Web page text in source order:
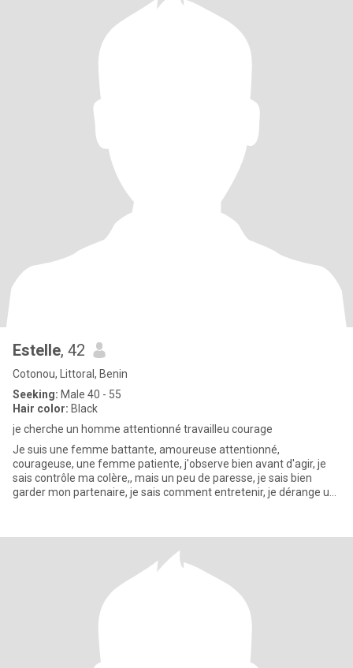
Estelle, 42
Cotonou, Littoral, Benin
Seeking: Male 40 - 55
Hair color: Black
je cherche un homme attentionné travailleu courage
Je suis une femme battante, amoureuse attentionné,
courageuse, une femme patiente, j'observe bien avant d'agir, je
sais contrôle ma colère,, mais un peu de paresse, je sais bien
garder mon partenaire, je sais comment entretenir, je dérange un